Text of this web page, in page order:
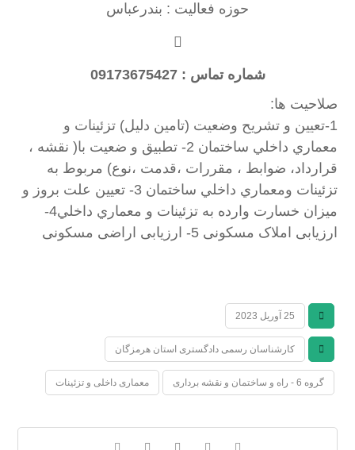
حوزه فعالیت : بندرعباس
شماره تماس : 09173675427
صلاحیت ها:
1-تعيين و تشريح وضعيت (تامين دليل) تزئينات و
معماري داخلي ساختمان 2- تطبيق و ضعيت با( نقشه ،
قرارداد، ضوابط ، مقررات ،قدمت ،نوع) مربوط به
تزئينات ومعماري داخلي ساختمان 3- تعيين علت بروز و
ميزان خسارت وارده به تزئينات و معماري داخلي4-
ارزیابی املاک مسکونی 5- ارزیابی اراضی مسکونی
25 آوریل 2023
کارشناسان رسمی دادگستری استان هرمزگان
گروه 6 - راه و ساختمان و نقشه برداری معماری داخلی و تزئینات